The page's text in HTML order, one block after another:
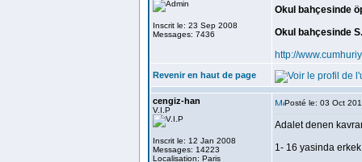
Inscrit le: 23 Sep 2008
Messages: 7436
Okul bahçesinde
Okul bahçesinde
http://
Revenir en haut de page
cengiz-han
V.I.P
Inscrit le: 12 Jan 2008
Messages: 14223
Localisation: Paris
Posté le: 03 Oct
Adalet denen
1- 16 yasinda